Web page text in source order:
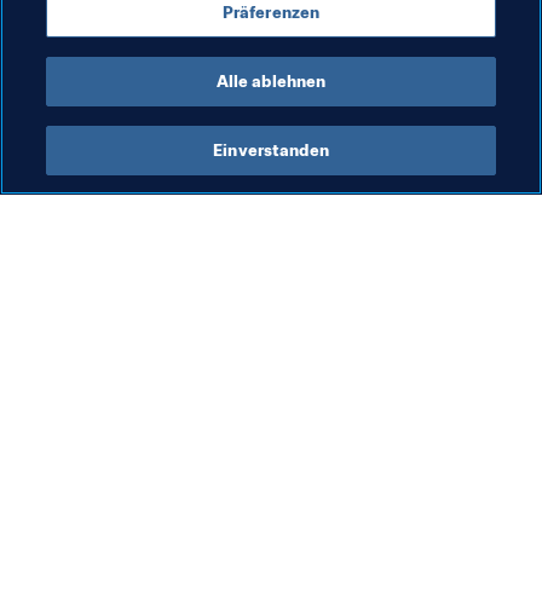
Turniere
Präferenzen
Alle ablehnen
Einverstanden